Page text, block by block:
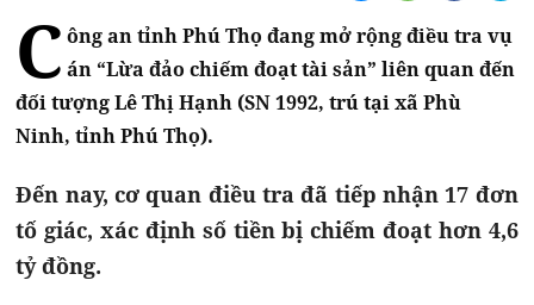
C ông an tỉnh Phú Thọ đang mở rộng điều tra vụ
án “Lừa đảo chiếm đoạt tài sản” liên quan đến
đối tượng Lê Thị Hạnh (SN 1992, trú tại xã Phù
Ninh, tỉnh Phú Thọ).
Đến nay, cơ quan điều tra đã tiếp nhận 17 đơn
tố giác, xác định số tiền bị chiếm đoạt hơn 4,6
tỷ đồng.